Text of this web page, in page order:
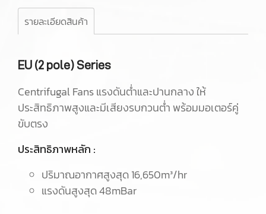
รายละเอียดสินค้า
EU (2 pole) Series
Centrifugal Fans แรงดันต่ำและปานกลาง ให้
ประสิทธิภาพสูงและมีเสียงรบกวนต่ำ พร้อมมอเตอร์คู่
ขับตรง
ประสิทธิภาพหลัก :
ปริมาณอากาศสูงสุด 16,650m³/hr
แรงดันสูงสุด 48mBar